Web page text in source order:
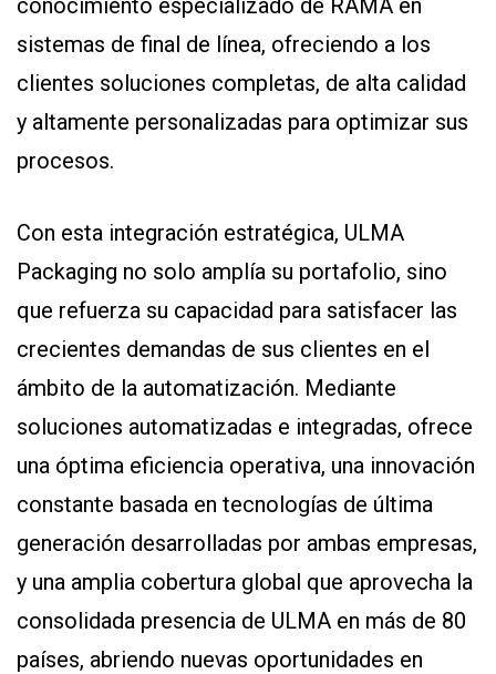
sistemas de final de línea, ofreciendo a los
clientes soluciones completas, de alta calidad
y altamente personalizadas para optimizar sus
procesos.
Con esta integración estratégica, ULMA
Packaging no solo amplía su portafolio, sino
que refuerza su capacidad para satisfacer las
crecientes demandas de sus clientes en el
ámbito de la automatización. Mediante
soluciones automatizadas e integradas, ofrece
una óptima eficiencia operativa, una innovación
constante basada en tecnologías de última
generación desarrolladas por ambas empresas,
y una amplia cobertura global que aprovecha la
consolidada presencia de ULMA en más de 80
países, abriendo nuevas oportunidades en